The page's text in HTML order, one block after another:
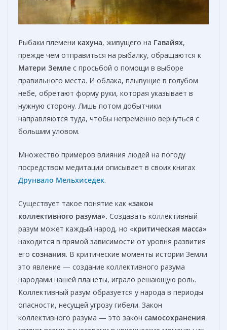
Рыбаки племени кахуна, живущего на Гавайях,
прежде чем отправиться на рыбалку, обращаются к
Матери Земле с просьбой о помощи в выборе
правильного места. И облака, плывущие в голубом
небе, обретают форму руки, которая указывает в
нужную сторону. Лишь потом добытчики
направляются туда, чтобы непременно вернуться с
большим уловом.
Множество примеров влияния людей на погоду
посредством медитации описывает в своих книгах
Друнвало Мельхиседек.
Существует такое понятие как «закон
коллективного разума». Создавать коллективный
разум может каждый народ, но «критическая масса»
находится в прямой зависимости от уровня развития
его сознания. В критические моменты истории Земли
это явление — создание коллективного разума
народами нашей планеты, играло решающую роль.
Коллективный разум образуется у народа в периоды
опасности, несущей угрозу гибели. Закон
коллективного разума — это закон самосохранения